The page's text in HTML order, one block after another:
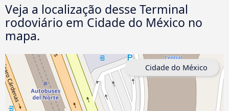
Veja a localização desse Terminal
rodoviário em Cidade do México no
mapa.
Cidade do México